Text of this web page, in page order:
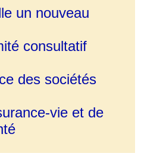
un nouveau
consultatif
des sociétés
vie et de